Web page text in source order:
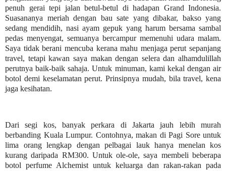
penuh gerai tepi jalan betul-betul di hadapan Grand Indonesia.
Suasananya meriah dengan bau sate yang dibakar, bakso yang
sedang mendidih, nasi ayam gepuk yang harum bersama sambal
pedas menyengat, semuanya bercampur memenuhi udara malam.
Saya tidak berani mencuba kerana mahu menjaga perut sepanjang
travel, tetapi kawan saya makan dengan selera dan alhamdulillah
perutnya baik-baik sahaja. Untuk minuman, kami kekal dengan air
botol demi keselamatan perut. Prinsipnya mudah, bila travel, kena
jaga kesihatan.
Dari segi kos, banyak perkara di Jakarta jauh lebih murah
berbanding Kuala Lumpur. Contohnya, makan di Pagi Sore untuk
lima orang lengkap dengan pelbagai lauk hanya menelan kos
kurang daripada RM300. Untuk ole-ole, saya membeli beberapa
botol perfume Alchemist untuk keluarga dan rakan-rakan pada